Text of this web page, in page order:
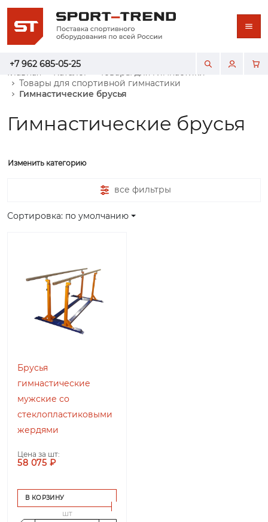
+7 962 685-05-25
Главная Каталог
Товары для гимнастики
Товары для спортивной гимнастики
Гимнастические брусья
Гимнастические брусья
Изменить категорию
все фильтры
Сортировка: по умолчанию
Брусья
гимнастические
мужские со
стеклопластиковыми
жердями
Цена за шт:
58 075 ₽
В КОРЗИНУ
шт